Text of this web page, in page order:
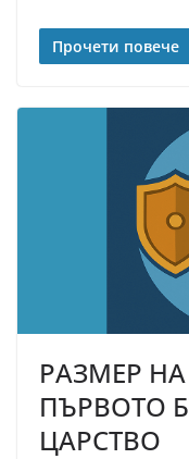
Прочети повече
РАЗМЕР
ПЪРВОТО
ЦАРСТВО